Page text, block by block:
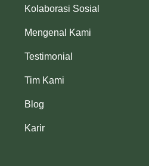
Kolaborasi Sosial
Mengenal Kami
Testimonial
Tim Kami
Blog
Karir